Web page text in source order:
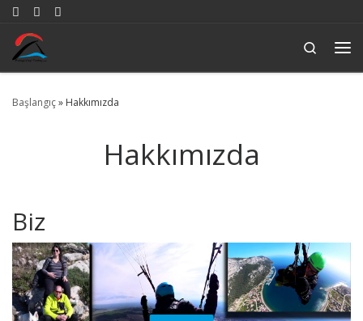
Search
Başlangıç» Hakkımızda
Hakkımızda
Biz